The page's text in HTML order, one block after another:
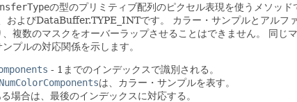
の型のプリミティブ配列のピクセル表現を使うメソッド
よびDataBuffer.TYPE_INTです。
カラー・サンプルとアルフ
複数のマスクをオーバーラップさせることはできません。
同じ
プルの対応関係を示します。
- 1までのインデックスで識別される。
は、カラー・サンプルを表す。
場合は、最後のインデックスに対応する。